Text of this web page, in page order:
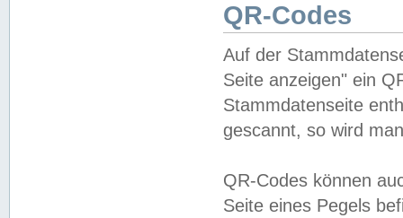
QR-Codes
Auf der
Seite anzeigen" ein
Stammdatenseite
gescannt, so wird
QR-Codes können
Seite eines Pegels